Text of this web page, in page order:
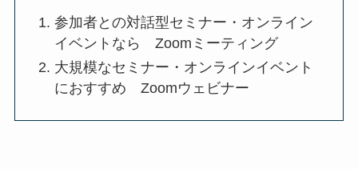
参加者との対話型セミナー・オンライン
イベントなら Zoomミーティング
大規模なセミナー・オンラインイベント
におすすめ Zoomウェビナー